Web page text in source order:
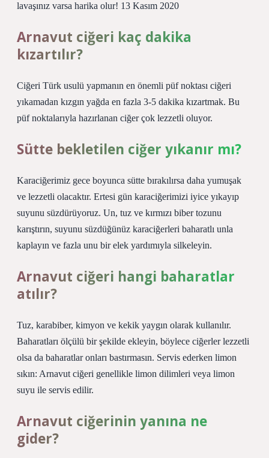
lavaşınız varsa harika olur! 13 Kasım 2020
Arnavut ciğeri kaç dakika
kızartılır?
Ciğeri Türk usulü yapmanın en önemli püf noktası ciğeri
yıkamadan kızgın yağda en fazla 3-5 dakika kızartmak. Bu
püf noktalarıyla hazırlanan ciğer çok lezzetli oluyor.
Sütte bekletilen ciğer yıkanır mı?
Karaciğerimiz gece boyunca sütte bırakılırsa daha yumuşak
ve lezzetli olacaktır. Ertesi gün karaciğerimizi iyice yıkayıp
suyunu süzdürüyoruz. Un, tuz ve kırmızı biber tozunu
karıştırın, suyunu süzdüğünüz karaciğerleri baharatlı unla
kaplayın ve fazla unu bir elek yardımıyla silkeleyin.
Arnavut ciğeri hangi baharatlar
atılır?
Tuz, karabiber, kimyon ve kekik yaygın olarak kullanılır.
Baharatları ölçülü bir şekilde ekleyin, böylece ciğerler lezzetli
olsa da baharatlar onları bastırmasın. Servis ederken limon
sıkın: Arnavut ciğeri genellikle limon dilimleri veya limon
suyu ile servis edilir.
Arnavut ciğerinin yanına ne
gider?